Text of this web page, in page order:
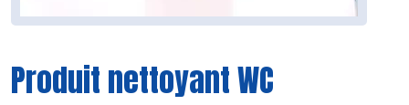
Produit nettoyant WC